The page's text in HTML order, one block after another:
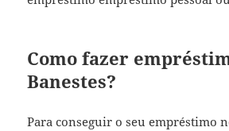
Como fazer
Banestes?
Para conseguir o seu empréstimo